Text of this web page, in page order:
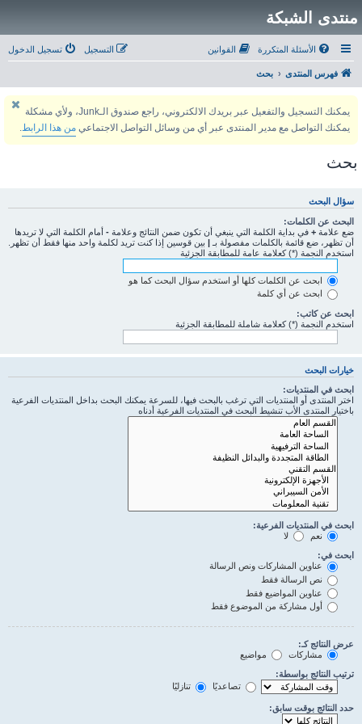
منتدى الشبكة
الأسئلة المتكررة القوانين تسجيل الدخول التسجيل
فهرس المنتدى بحث
يمكنك التسجيل والتفعيل عبر بريدك الالكتروني، راجع صندوق الـJunk، ولأي مشكلة
يمكنك التواصل مع مدير المنتدى عبر أي من وسائل التواصل الاجتماعي من هذا الرابط.
بحث
سؤال البحث
البحث عن الكلمات:
ضع علامة + في بداية الكلمة التي ينبغي أن تكون ضمن النتائج وعلامة - أمام الكلمة التي لا تريدها
أن تظهر، ضع قائمة بالكلمات مفصولة بـ | بين قوسين إذا كنت تريد لكلمة واحد منها فقط أن تظهر.
استخدم النجمة (*) كعلامة عامة للمطابقة الجزئية
ابحث عن الكلمات كلها أو استخدم سؤال البحث كما هو
ابحث عن أي كلمة
ابحث عن كاتب:
استخدم النجمة (*) كعلامة شاملة للمطابقة الجزئية
خيارات البحث
ابحث في المنتديات:
اختر المنتدى أو المنتديات التي ترغب بالبحث فيها، للسرعة يمكنك البحث بداخل المنتديات الفرعية
باختيار المنتدى الأب تنشيط البحث في المنتديات الفرعية أدناه
ابحث في المنتديات الفرعية:
نعم
لا
ابحث في:
عناوين المشاركات ونص الرسالة
نص الرسالة فقط
عناوين المواضيع فقط
أول مشاركة من الموضوع فقط
عرض النتائج كـ:
مشاركات
مواضيع
ترتيب النتائج بواسطة:
تصاعديًا
تنازليًا
حدد النتائج بوقت سابق: